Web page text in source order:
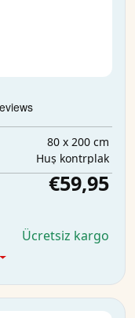
80 x 200 cm
Huş kontrplak
€59,95
Ücretsiz kargo